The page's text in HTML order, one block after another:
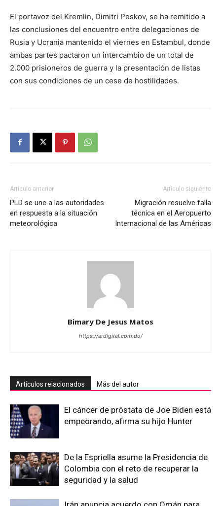
El portavoz del Kremlin, Dimitri Peskov, se ha remitido a
las conclusiones del encuentro entre delegaciones de
Rusia y Ucrania mantenido el viernes en Estambul, donde
ambas partes pactaron un intercambio de un total de
2.000 prisioneros de guerra y la presentación de listas
con sus condiciones de un cese de hostilidades.
Artículo anterior
PLD se une a las autoridades
en respuesta a la situación
meteorológica
Artículo siguiente
Migración resuelve falla
técnica en el Aeropuerto
Internacional de las Américas
Bimary De Jesus Matos
https://ardigital.com.do/
Artículos relacionados Más del autor
El cáncer de próstata de Joe Biden está
empeorando, afirma su hijo Hunter
De la Espriella asume la Presidencia de
Colombia con el reto de recuperar la
seguridad y la salud